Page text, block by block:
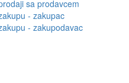
sa prodavcem
- zakupac
- zakupodavac